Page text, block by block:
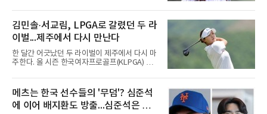
동과 관련한 여러 소문이 퍼지면서, 과거 LG 이
적 이후 겪었던 일들까지 다시 주목받고 있다.일
각에서는 함덕주가 LG 공식 계정 '언팔' 및 관련
게시물을 정리하고 친정팀 두산 베어스 계정을
팔로우하고 두산과 관련된 흔적만 남겼다는 주
장이 나오고 있다. 또한 상대 팀 선수의 홈런 릴
스에 '좋아요'를 눌렀다는 이야기도 전해지고 있
럼에도 팬들 사이에서 논란이 커진 이유는 그가
LG 이적 후 부상과 재활로
김민솔·서교림, LPGA로 갈렸던 두 라
이벌...제주에서 다시 만난다
한 달간 어긋났던 두 라이벌이 제주에서 다시 마
주한다. 올 시즌 한국여자프로골프(KLPGA) 투
다.KLPGA 투어는 6일 제주도 서귀포시 테디 밸
리 골프 앤 리조트의 밸리·테디 코스(파72)에서
개막하는 제주삼다수 마스터스(총상금 10억원·
우승 상금 1억8천만원)로 하반기를 시작한다.두
메츠는 한국 선수들의 '무덤'? 심준석
에 이어 배지환도 방출...심준석은 이